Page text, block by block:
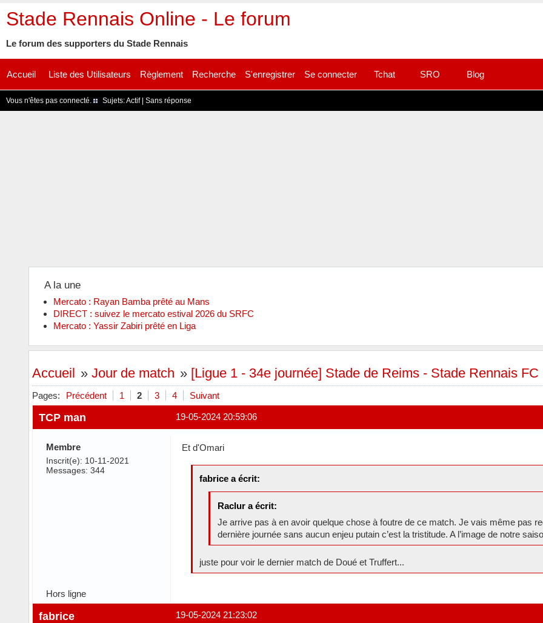
Stade Rennais Online - Le forum
Le forum des supporters du Stade Rennais
Accueil Liste des Utilisateurs Règlement Recherche S'enregistrer Se connecter Tchat SRO Blog
Vous n'êtes pas connecté. Sujets:Actif| Sans réponse
A la une
Mercato : Rayan Bamba prêté au Mans
DIRECT : suivez le mercato estival 2026 du SRFC
Mercato : Yassir Zabiri prêté en Liga
Accueil » Jour de match » [Ligue 1 - 34e journée] Stade de Reims - Stade Rennais FC
Pages: Précédent 1 2 3 4 Suivant
19-05-2024 20:59:06
TCP man
Membre
Inscrit(e): 10-11-2021
Messages: 344
Et d'Omari
fabrice a écrit:
Raclur a écrit:
Je arrive pas à en avoir quelque chose à foutre de ce match. Je vais même pas
dernière journée sans aucun enjeu putain c’est la tristitude. A l’image de notre
juste pour voir le dernier match de Doué et Truffert...
Hors ligne
19-05-2024 21:23:02
fabrice